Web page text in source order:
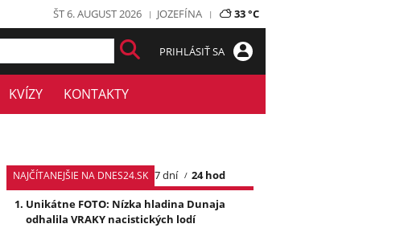
ŠT 6. AUGUST 2026 JOZEFÍNA 33 °C
PRIHLÁSIŤ SA
KVÍZY KONTAKTY
NAJČÍTANEJŠIE NA DNES24.SK 7 dní
24 hod
Unikátne FOTO: Nízka hladina Dunaja
odhalila VRAKY nacistických lodí